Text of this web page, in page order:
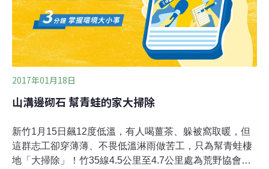
萬1300公頃；直接經濟損失25.5億元人民幣。
2017年01月18日
山溝邊砌石 幫青蛙的家大掃除
新竹1月15日飆12度低溫，有人喝薑茶、躲被窩取暖，但
這群志工卻穿薄薄、不畏低溫淋雨做苦工，只為幫青蛙棲
地「大掃除」！竹35線4.5公里至4.7公里處為荒野協會新